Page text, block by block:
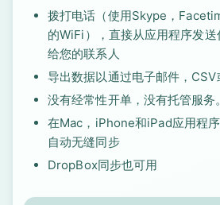
拨打电话（使用Skype，
的WiFi），直接从应用程序发
给您的联系人
导出数据以通过电子邮件，
没有经常性开单，没有托管服务
在Mac，iPhone和iPad应用程
自动无缝同步
DropBox同步也可用